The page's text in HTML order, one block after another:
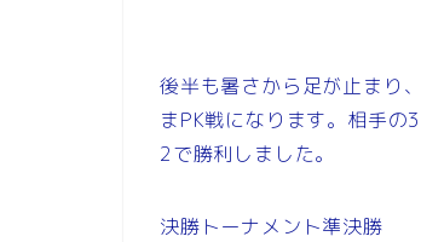
後半も暑さから足が止まり
まPK戦になります。相手
2で勝利しました。
決勝トーナメント準決勝